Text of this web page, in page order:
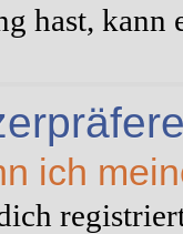
hast, kann
ich